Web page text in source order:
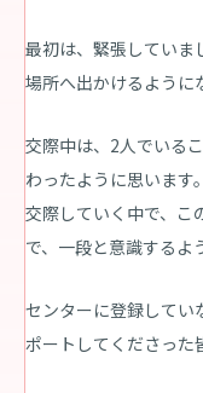
最初は、緊張していま
場所へ出かけるように
交際中は、2人でいる
わったように思います。
交際していく中で、こ
で、一段と意識するよ
センターに登録してい
ポートしてくださった